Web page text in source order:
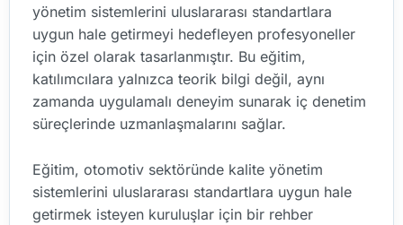
yönetim sistemlerini uluslararası standartlara
uygun hale getirmeyi hedefleyen profesyoneller
için özel olarak tasarlanmıştır. Bu eğitim,
katılımcılara yalnızca teorik bilgi değil, aynı
zamanda uygulamalı deneyim sunarak iç denetim
süreçlerinde uzmanlaşmalarını sağlar.
Eğitim, otomotiv sektöründe kalite yönetim
sistemlerini uluslararası standartlara uygun hale
getirmek isteyen kuruluşlar için bir rehber